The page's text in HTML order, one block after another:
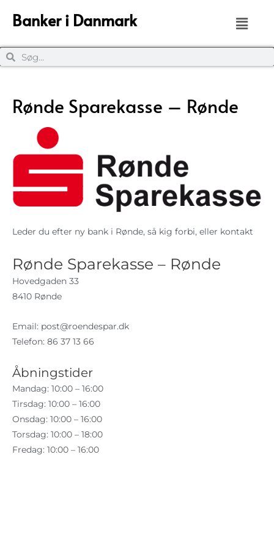
Banker i Danmark
Rønde Sparekasse – Rønde
Leder du efter ny bank i Rønde, så kig forbi, eller kontakt
Rønde Sparekasse – Rønde
Hovedgaden 33
8410 Rønde
Email: post@roendespar.dk
Telefon: 86 37 13 66
Åbningstider
Mandag: 10:00 – 16:00
Tirsdag: 10:00 – 16:00
Onsdag: 10:00 – 16:00
Torsdag: 10:00 – 18:00
Fredag: 10:00 – 16:00